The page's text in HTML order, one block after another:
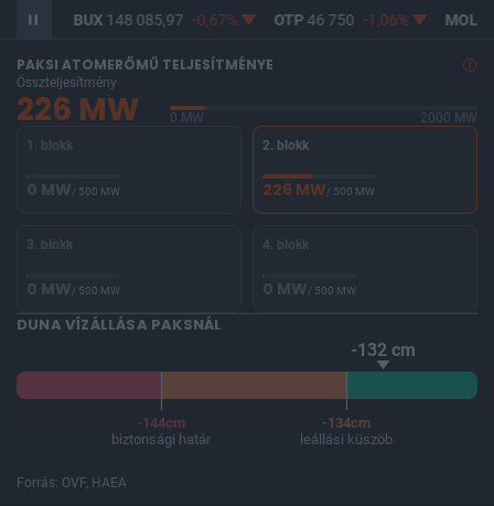
BUX148 085,97 -0,67% OTP46 750 -1,06% MOL4
PAKSI ATOMERŐMŰ TELJESÍTMÉNYE
Összteljesítmény
226 MW 0 MW
2000 MW
1. blokk
0 MW/ 500 MW
2. blokk
226 MW/ 500 MW
3. blokk
0 MW/ 500 MW
4. blokk
0 MW/ 500 MW
DUNA VÍZÁLLÁSA PAKSNÁL
-132 cm
-144cm
biztonsági határ
-134cm
leállási küszöb
Forrás: OVF, HAEA